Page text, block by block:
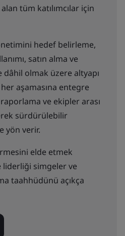
tüm katılımcılar için
hedef belirleme,
satın alma ve
olmak üzere altyapı
aşamasına entegre
ve ekipler arası
sürdürülebilir
yön verir.
elde etmek
simgeler ve
taahhüdünü açıkça